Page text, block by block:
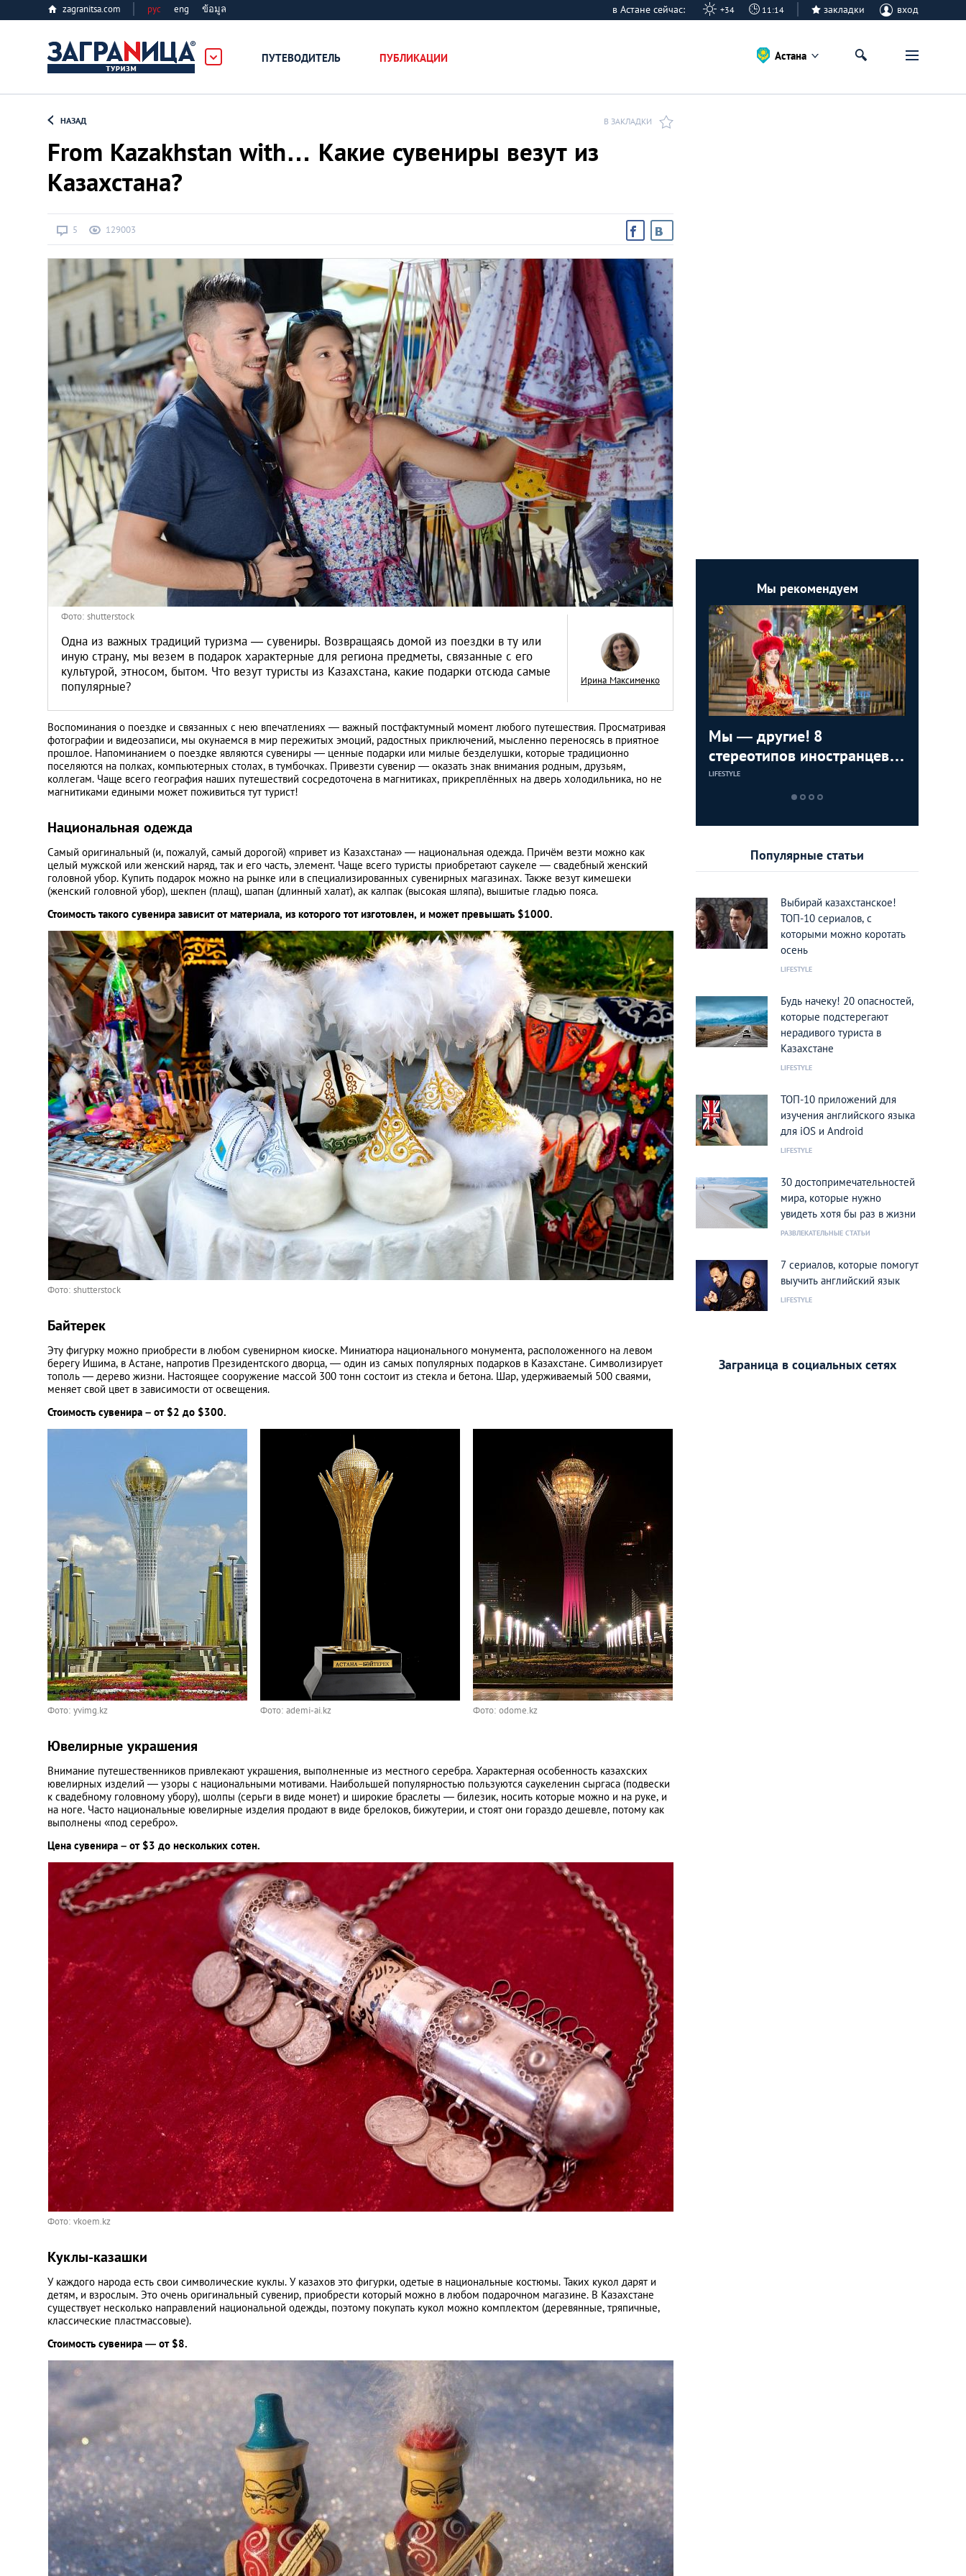
zagranitsa.com рус eng ข้อมูล в Астане сейчас: +34 11:14 закладки вход
ПУТЕВОДИТЕЛЬ ПУБЛИКАЦИИ
Алматы
Киев
Лондон
Лос-Анджелес
Москва
Париж
Паттайя
Санкт-Петербург
Астана
НАЗАД В ЗАКЛАДКИ
From Kazakhstan with… Какие сувениры везут из
Казахстана?
5 129003
Фото: shutterstock
Одна из важных традиций туризма — сувениры. Возвращаясь домой из поездки в ту или
иную страну, мы везем в подарок характерные для региона предметы, связанные с его
культурой, этносом, бытом. Что везут туристы из Казахстана, какие подарки отсюда самые
популярные?
Ирина Максименко
Воспоминания о поездке и связанных с нею впечатлениях — важный постфактумный момент любого путешествия. Просматривая
фотографии и видеозаписи, мы окунаемся в мир пережитых эмоций, радостных приключений, мысленно переносясь в приятное
прошлое. Напоминанием о поездке являются сувениры — ценные подарки или милые безделушки, которые традиционно
поселяются на полках, компьютерных столах, в тумбочках. Привезти сувенир — оказать знак внимания родным, друзьям,
коллегам. Чаще всего география наших путешествий сосредоточена в магнитиках, прикреплённых на дверь холодильника, но не
магнитиками едиными может поживиться тут турист!
Национальная одежда
Самый оригинальный (и, пожалуй, самый дорогой) «привет из Казахстана» — национальная одежда. Причём везти можно как
целый мужской или женский наряд, так и его часть, элемент. Чаще всего туристы приобретают саукеле — свадебный женский
головной убор. Купить подарок можно на рынке или в специализированных сувенирных магазинах. Также везут кимешеки
(женский головной убор), шекпен (плащ), шапан (длинный халат), ак калпак (высокая шляпа), вышитые гладью пояса.
Стоимость такого сувенира зависит от материала, из которого тот изготовлен, и может превышать $1000.
Фото: shutterstock
Байтерек
Эту фигурку можно приобрести в любом сувенирном киоске. Миниатюра национального монумента, расположенного на левом
берегу Ишима, в Астане, напротив Президентского дворца, — один из самых популярных подарков в Казахстане. Символизирует
тополь — дерево жизни. Настоящее сооружение массой 300 тонн состоит из стекла и бетона. Шар, удерживаемый 500 сваями,
меняет свой цвет в зависимости от освещения.
Стоимость сувенира – от $2 до $300.
Фото: yvimg.kz Фото: ademi-ai.kz Фото: odome.kz
Ювелирные украшения
Внимание путешественников привлекают украшения, выполненные из местного серебра. Характерная особенность казахских
ювелирных изделий — узоры с национальными мотивами. Наибольшей популярностью пользуются саукеленин сыргаса (подвески
к свадебному головному убору), шолпы (серьги в виде монет) и широкие браслеты — билезик, носить которые можно и на руке, и
на ноге. Часто национальные ювелирные изделия продают в виде брелоков, бижутерии, и стоят они гораздо дешевле, потому как
выполнены «под серебро».
Цена сувенира – от $3 до нескольких сотен.
Фото: vkoem.kz
Куклы-казашки
У каждого народа есть свои символические куклы. У казахов это фигурки, одетые в национальные костюмы. Таких кукол дарят и
детям, и взрослым. Это очень оригинальный сувенир, приобрести который можно в любом подарочном магазине. В Казахстане
существует несколько направлений национальной одежды, поэтому покупать кукол можно комплектом (деревянные, тряпичные,
классические пластмассовые).
Стоимость сувенира — от $8.
Мы рекомендуем
Мы — другие! 8
стереотипов иностранцев о
Казахстане
LIFESTYLE
Знай наших: достижения
Казахстана, известные во
всем мире
LIFESTYLE
Популярные статьи
Выбирай казахстанское!
ТОП-10 сериалов, с
которыми можно коротать
осень
LIFESTYLE
Будь начеку! 20 опасностей,
которые подстерегают
нерадивого туриста в
Казахстане
LIFESTYLE
ТОП-10 приложений для
изучения английского языка
для iOS и Android
LIFESTYLE
30 достопримечательностей
мира, которые нужно
увидеть хотя бы раз в жизни
РАЗВЛЕКАТЕЛЬНЫЕ СТАТЬИ
7 сериалов, которые помогут
выучить английский язык
LIFESTYLE
Заграница в социальных сетях